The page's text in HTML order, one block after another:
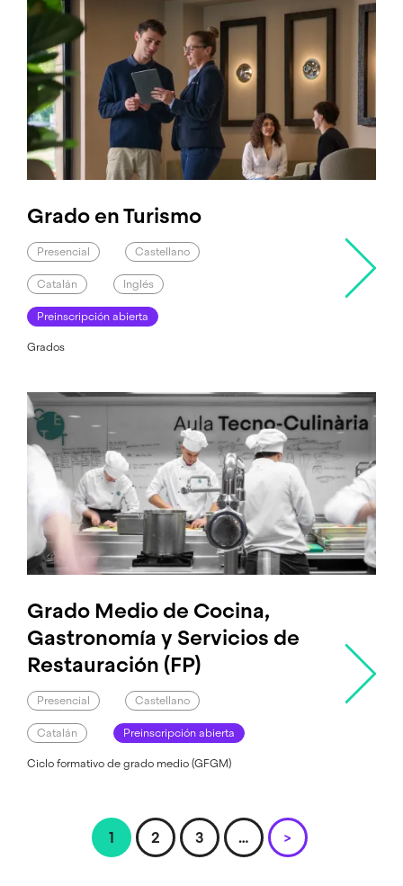
Grado en Turismo
Presencial Castellano
Catalán Inglés
Preinscripción abierta
Grados
Grado Medio de Cocina,
Gastronomía y Servicios de
Restauración (FP)
Presencial Castellano
Catalán Preinscripción abierta
Ciclo formativo de grado medio (GFGM)
PaginationPágina
1 Página
2 Página
3 …
Next
page
>